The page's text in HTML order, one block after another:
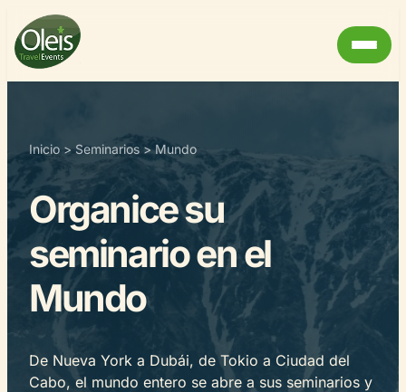
Inicio >Seminarios >Mundo
Organice su
seminario en el
Mundo
De Nueva York a Dubái, de Tokio a Ciudad del
Cabo, el mundo entero se abre a sus seminarios y